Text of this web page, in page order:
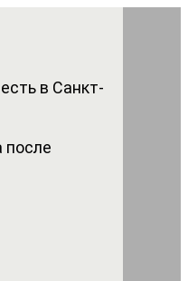
в Санкт-
после